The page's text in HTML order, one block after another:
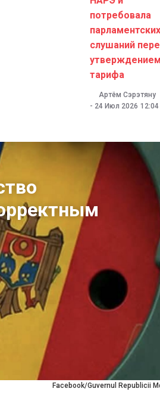
потребовала
парламентских
слушаний
утверждением
тарифа
Артём Сэрэтяну
- 24 Июл 2026 12:04
Facebook/Guvernul Republicii